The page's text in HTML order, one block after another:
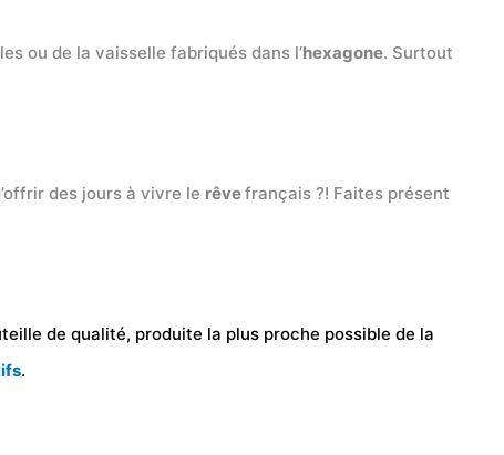
ou de la vaisselle fabriqués dans l’hexagone. Surtout
des jours à vivre le rêvefrançais ?! Faites présent
de qualité, produite la plus proche possible de la
.